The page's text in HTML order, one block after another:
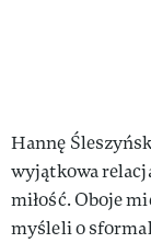
Hannę
wyjątkowa
miłość. Oboje
myśleli o